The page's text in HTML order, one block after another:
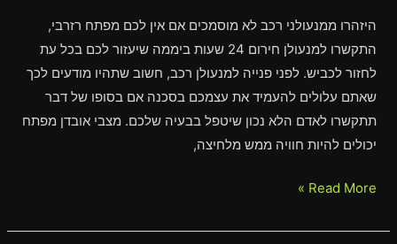
היזהרו ממנעולני רכב לא מוסמכים אם אין לכם מפתח רזרבי,
התקשרו למנעולן חירום 24 שעות ביממה שיעזור לכם בכל עת
לחזור לכביש. לפני פנייה למנעולן רכב, חשוב שתהיו מודעים לכך
שאתם עלולים להעמיד את עצמכם בסכנה אם בסופו של דבר
תתקשרו לאדם הלא נכון שיטפל בבעיה שלכם. מצבי אובדן מפתח
יכולים להיות חוויה ממש מלחיצה,
Read More »